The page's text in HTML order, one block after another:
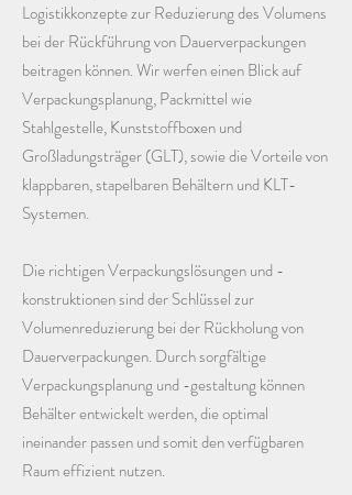
Logistikkonzepte zur Reduzierung des Volumens
bei der Rückführung von Dauerverpackungen
beitragen können. Wir werfen einen Blick auf
Verpackungsplanung, Packmittel wie
Stahlgestelle, Kunststoffboxen und
Großladungsträger (GLT), sowie die Vorteile von
klappbaren, stapelbaren Behältern und KLT-
Systemen.
Die richtigen Verpackungslösungen und -
konstruktionen sind der Schlüssel zur
Volumenreduzierung bei der Rückholung von
Dauerverpackungen. Durch sorgfältige
Verpackungsplanung und -gestaltung können
Behälter entwickelt werden, die optimal
ineinander passen und somit den verfügbaren
Raum effizient nutzen.